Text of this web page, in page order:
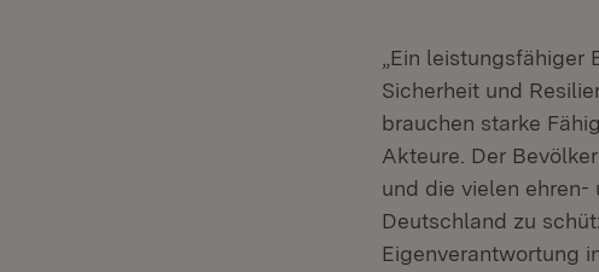
„Ein
Sicherheit und
brauchen starke
Akteure. Der
und die vielen
Deutschland zu
Eigenverantwortung